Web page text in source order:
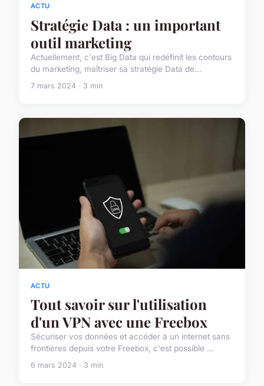
ACTU
Stratégie Data : un important
outil marketing
Actuellement, c'est Big Data qui redéfinit les contours
du marketing, maîtriser sa stratégie Data de...
7 mars 2024 · 3 min
ACTU
Tout savoir sur l'utilisation
d'un VPN avec une Freebox
Sécuriser vos données et accéder à un internet sans
frontières depuis votre Freebox, c'est possible ...
6 mars 2024 · 3 min